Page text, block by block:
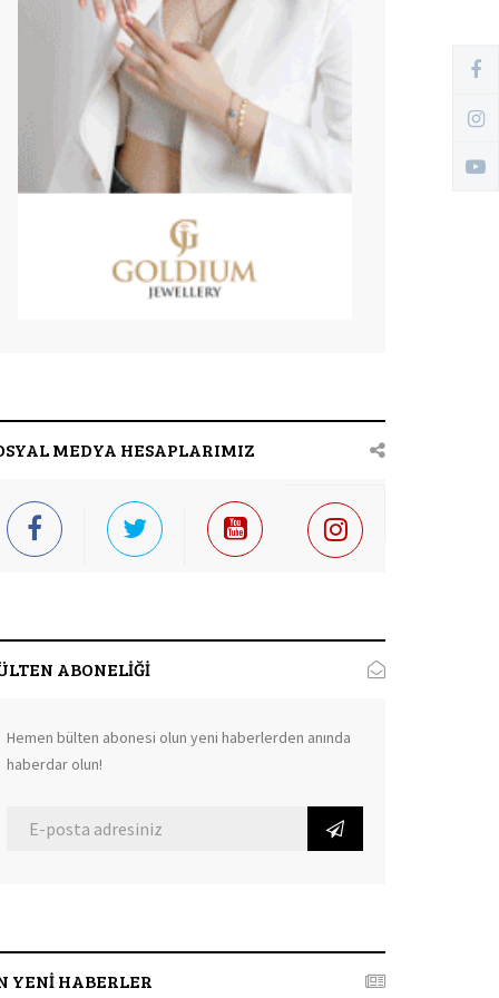
MEDYA HESAPLARIMIZ
ABONELİĞİ
Hemen bülten abonesi olun yeni haberlerden anında
haberdar olun!
YENİ HABERLER